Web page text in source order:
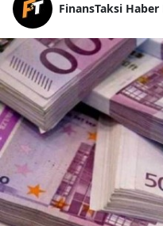
FinansTaksi